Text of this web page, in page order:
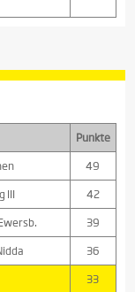
Punkte
49
III
42
39
36
33